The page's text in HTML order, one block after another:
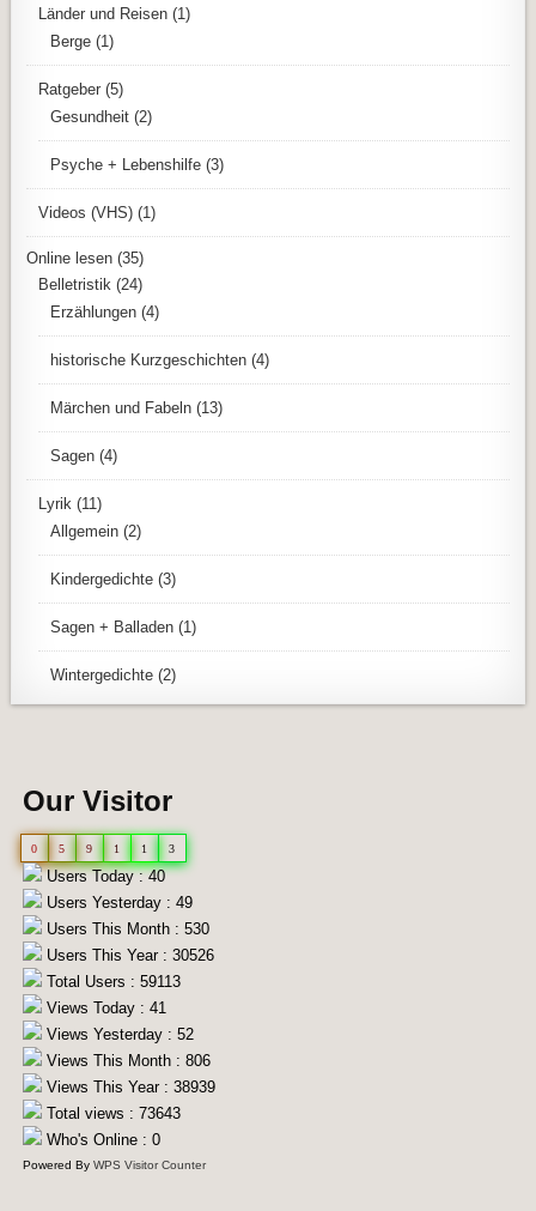
Länder und Reisen (1)
Berge (1)
Ratgeber (5)
Gesundheit (2)
Psyche + Lebenshilfe (3)
Videos (VHS) (1)
Online lesen (35)
Belletristik (24)
Erzählungen (4)
historische Kurzgeschichten (4)
Märchen und Fabeln (13)
Sagen (4)
Lyrik (11)
Allgemein (2)
Kindergedichte (3)
Sagen + Balladen (1)
Wintergedichte (2)
Our Visitor
0 5 9 1 1 3
Users Today : 40
Users Yesterday : 49
Users This Month : 530
Users This Year : 30526
Total Users : 59113
Views Today : 41
Views Yesterday : 52
Views This Month : 806
Views This Year : 38939
Total views : 73643
Who's Online : 0
Powered ByWPS Visitor Counter